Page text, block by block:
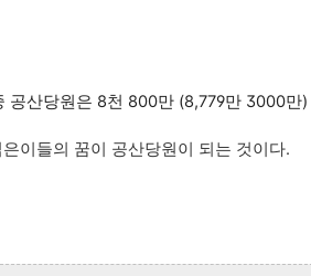
공산당원은 8천 800만 (8,779만 3000만)
이들의 꿈이 공산당원이 되는 것이다.